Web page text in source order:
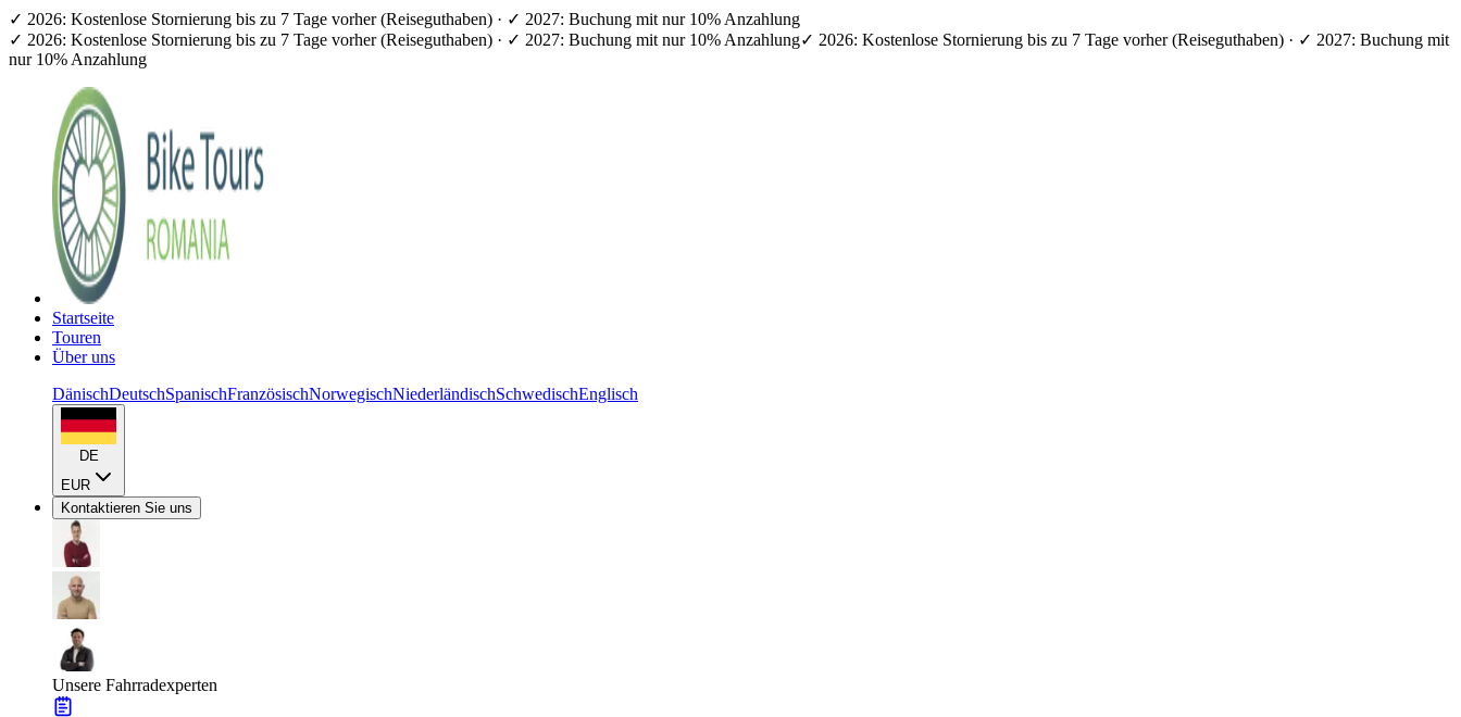
✓ 2026: Kostenlose Stornierung bis zu 7 Tage vorher (Reiseguthaben) · ✓ 2027: Buchung mit nur 10% Anzahlung
✓ 2026: Kostenlose Stornierung bis zu 7 Tage vorher (Reiseguthaben) · ✓ 2027: Buchung mit nur 10% Anzahlung✓ 2026: Kostenlose Stornierung bis zu 7 Tage vorher (Reiseguthaben) · ✓ 2027: Buchung mit
nur 10% Anzahlung
Startseite
Touren
Über uns
DänischDeutschSpanischFranzösischNorwegischNiederländischSchwedischEnglisch
DE
EUR
Kontaktieren Sie uns
Unsere Fahrradexperten